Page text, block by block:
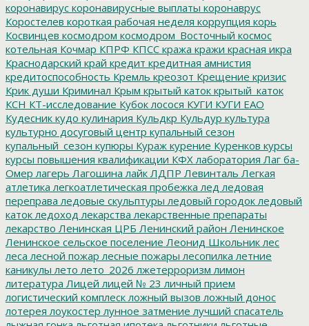
коронавирус коронавирусные выплаты коронаврус
Коростелев короткая рабочая неделя коррупция корь
Косвинцев космодром космодром_Восточный космос
котельная Кочмар КПРФ КПСС кража кражи красная икра
Краснодарский край кредит кредитная амнистия
кредитоспособность Кремль креозот Крещение кризис
Крик души Криминал Крым крытый каток крытый_каток
КСН КТ-исследование Кубок лосося КУГИ КУГИ ЕАО
Кудесник кудо кулинария Кульдкр Кульдур культура
культурно досуговый центр купальный сезон
купальный_сезон купюры Кураж курение Куренков курсы
курсы повышения квалификации КФХ лаборатория Лаг ба-
Омер лагерь Лагошина лайк ЛДПР Левинталь Легкая
атлетика легкоатлетическая пробежка лед ледовая
переправа ледовые скульптуры ледовый городок ледовый
каток ледоход лекарства лекарственные препараты
лекарство Ленинская ЦРБ Ленинский район Ленинское
Ленинское сельское поселение Леонид Школьник лес
леса лесной пожар лесные пожары лесопилка летние
каникулы лето лето_2026 лжетерроризм лимон
литература Лицей лицей № 23 личный прием
логистический комплеск ложный вызов ложный донос
лотерея лоукостер лунное затмение лучший спасатель